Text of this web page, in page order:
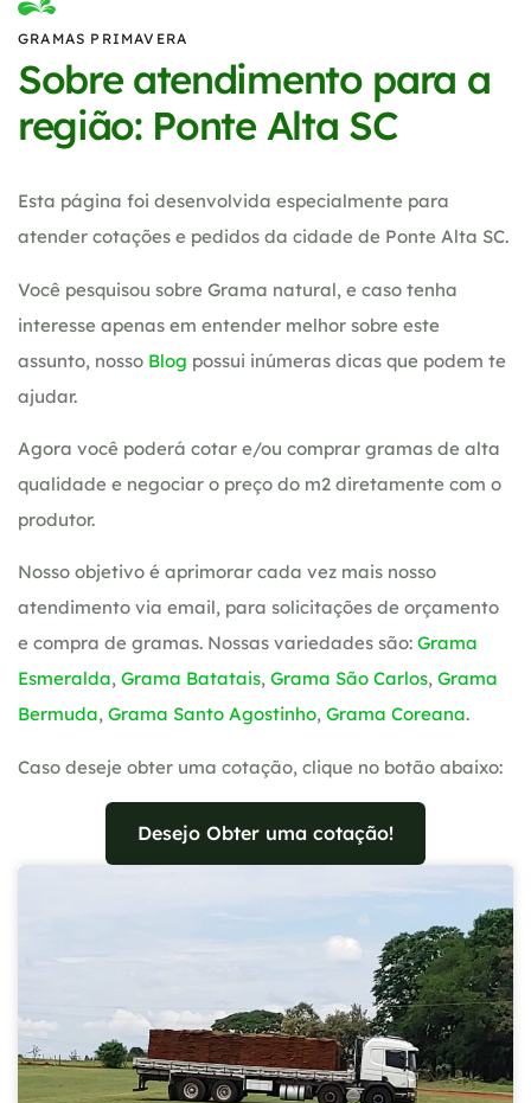
GRAMAS PRIMAVERA
Sobre atendimento para a
região: Ponte Alta SC
Esta página foi desenvolvida especialmente para
atender cotações e pedidos da cidade de Ponte Alta SC.
Você pesquisou sobre Grama natural, e caso tenha
interesse apenas em entender melhor sobre este
assunto, nosso Blog possui inúmeras dicas que podem te
ajudar.
Agora você poderá cotar e/ou comprar gramas de alta
qualidade e negociar o preço do m2 diretamente com o
produtor.
Nosso objetivo é aprimorar cada vez mais nosso
atendimento via email, para solicitações de orçamento
e compra de gramas. Nossas variedades são: Grama
Esmeralda, Grama Batatais, Grama São Carlos, Grama
Bermuda, Grama Santo Agostinho, Grama Coreana.
Caso deseje obter uma cotação, clique no botão abaixo:
Desejo Obter uma cotação!